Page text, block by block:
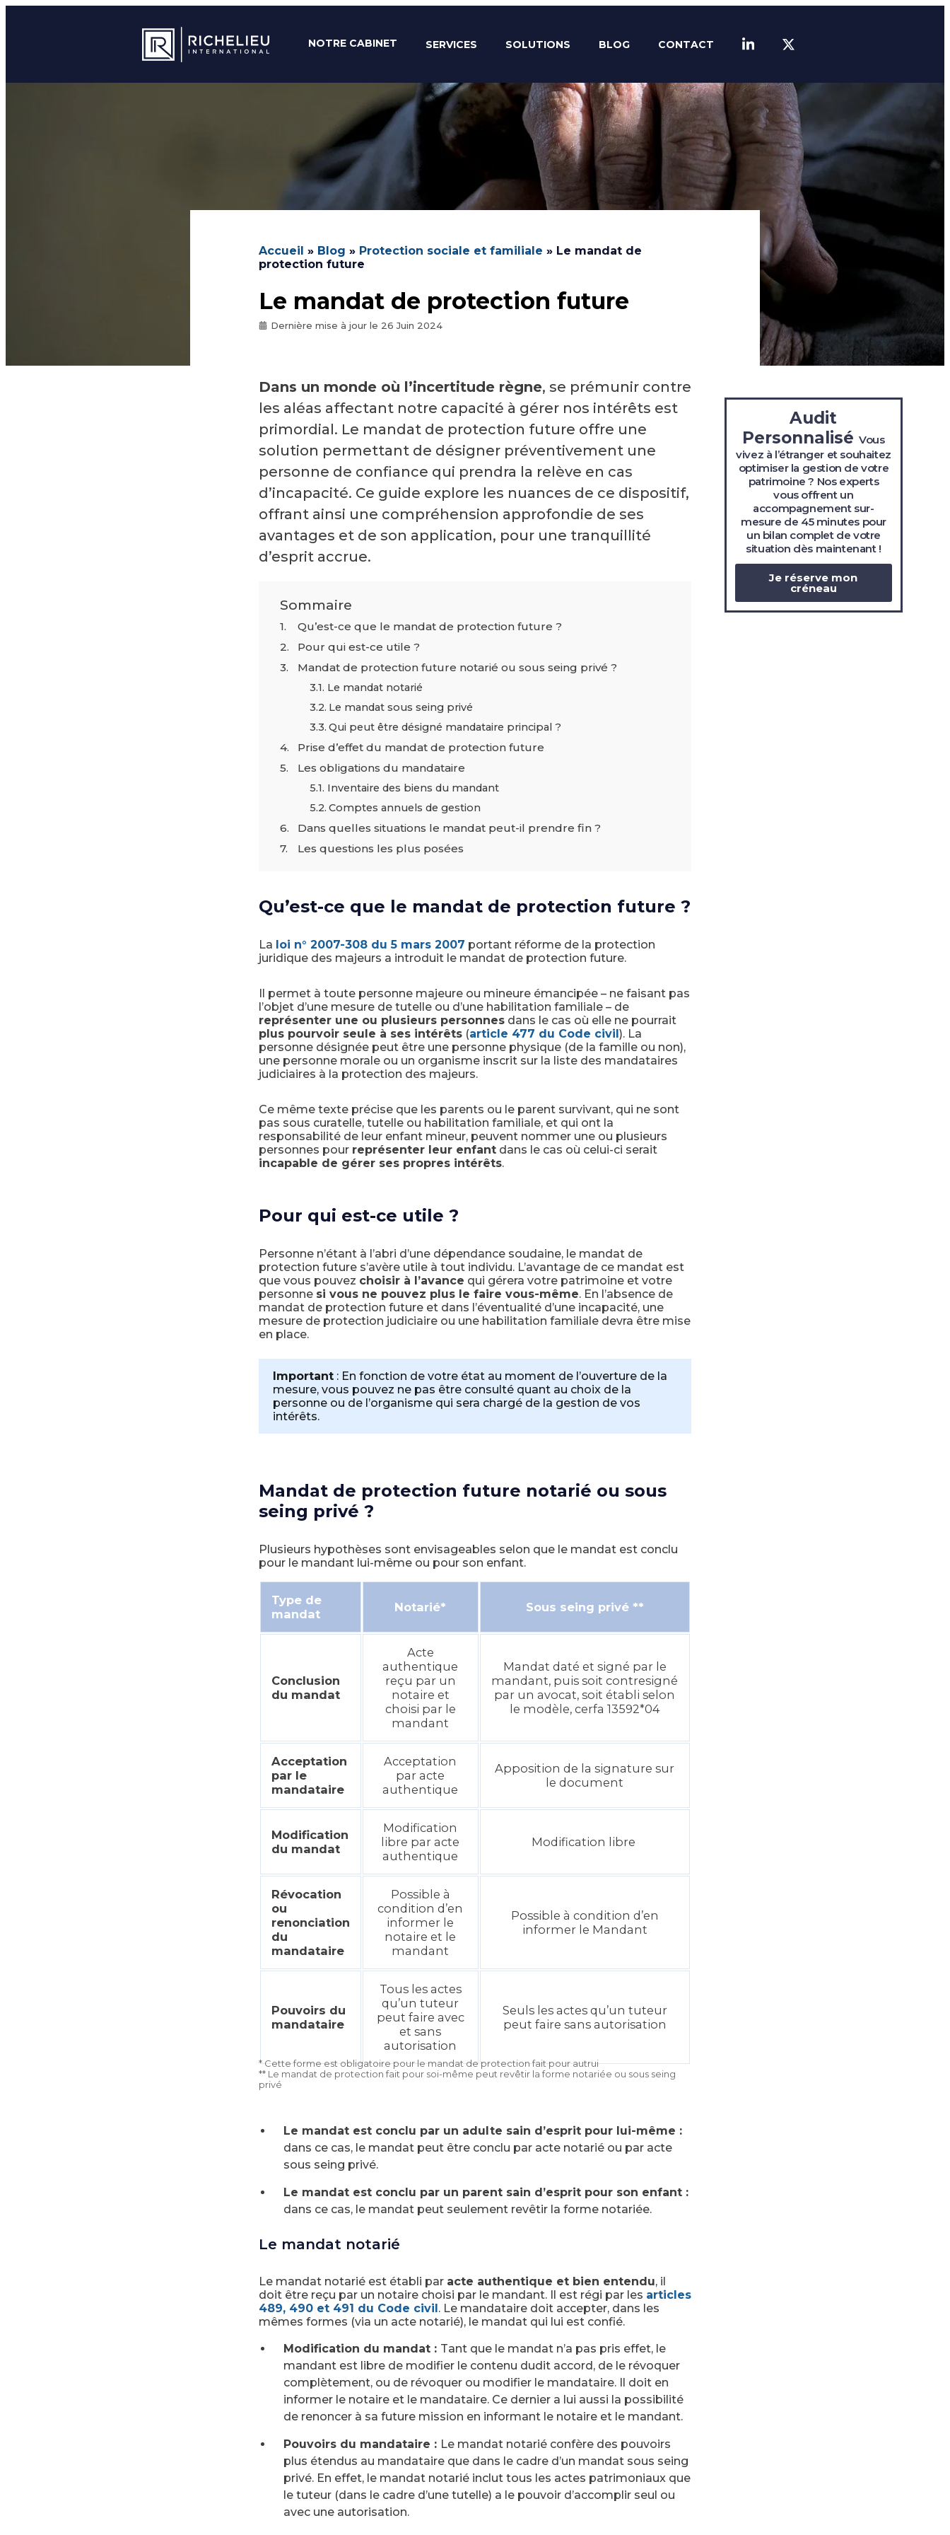
NOTRE CABINET SERVICES SOLUTIONS BLOG CONTACT
LINKEDINTWITTER
Accueil » Blog » Protection sociale et familiale » Le mandat de
protection future
Le mandat de protection future
Dernière mise à jour le 26 Juin 2024
Dans un monde où l’incertitude règne, se prémunir contre
les aléas affectant notre capacité à gérer nos intérêts est
primordial. Le mandat de protection future offre une
solution permettant de désigner préventivement une
personne de confiance qui prendra la relève en cas
d’incapacité. Ce guide explore les nuances de ce dispositif,
offrant ainsi une compréhension approfondie de ses
avantages et de son application, pour une tranquillité
d’esprit accrue.
Sommaire
Qu’est-ce que le mandat de protection future ?
Pour qui est-ce utile ?
Mandat de protection future notarié ou sous seing privé ?
Le mandat notarié
Le mandat sous seing privé
Qui peut être désigné mandataire principal ?
Prise d’effet du mandat de protection future
Les obligations du mandataire
Inventaire des biens du mandant
Comptes annuels de gestion
Dans quelles situations le mandat peut-il prendre fin ?
Les questions les plus posées
Qu’est-ce que le mandat de protection future ?
La loi n° 2007-308 du 5 mars 2007 portant réforme de la protection
juridique des majeurs a introduit le mandat de protection future.
Il permet à toute personne majeure ou mineure émancipée – ne faisant pas
l’objet d’une mesure de tutelle ou d’une habilitation familiale – de
représenter une ou plusieurs personnesdans le cas où elle ne pourrait
plus pourvoir seule à ses intérêts(article 477 du Code civil ). La
personne désignée peut être une personne physique (de la famille ou non),
une personne morale ou un organisme inscrit sur la liste des mandataires
judiciaires à la protection des majeurs.
Ce même texte précise que les parents ou le parent survivant, qui ne sont
pas sous curatelle, tutelle ou habilitation familiale, et qui ont la
responsabilité de leur enfant mineur, peuvent nommer une ou plusieurs
personnes pour représenter leur enfantdans le cas où celui-ci serait
incapable de gérer ses propres intérêts.
Pour qui est-ce utile ?
Personne n’étant à l’abri d’une dépendance soudaine, le mandat de
protection future s’avère utile à tout individu. L’avantage de ce mandat est
que vous pouvez choisir à l’avance qui gérera votre patrimoine et votre
personne si vous ne pouvez plus le faire vous-même. En l’absence de
mandat de protection future et dans l’éventualité d’une incapacité, une
mesure de protection judiciaire ou une habilitation familiale devra être mise
en place.
Important: En fonction de votre état au moment de l’ouverture de la
mesure, vous pouvez ne pas être consulté quant au choix de la
personne ou de l’organisme qui sera chargé de la gestion de vos
intérêts.
Mandat de protection future notarié ou sous
seing privé ?
Plusieurs hypothèses sont envisageables selon que le mandat est conclu
pour le mandant lui-même ou pour son enfant.
Type de
mandat
Notarié* Sous seing privé **
Conclusion
du mandat
Acte
authentique
reçu par un
notaire et
choisi par le
mandant
Mandat daté et signé par le
mandant, puis soit contresigné
par un avocat, soit établi selon
le modèle, cerfa 13592*04
Acceptation
par le
mandataire
Acceptation
par acte
authentique
Apposition de la signature sur
le document
Modification
du mandat
Modification
libre par acte
authentique
Modification libre
Révocation
ou
renonciation
du
mandataire
Possible à
condition d’en
informer le
notaire et le
mandant
Possible à condition d’en
informer le Mandant
Pouvoirs du
mandataire
Tous les actes
qu’un tuteur
peut faire avec
et sans
autorisation
Seuls les actes qu’un tuteur
peut faire sans autorisation
* Cette forme est obligatoire pour le mandat de protection fait pour autrui
** Le mandat de protection fait pour soi-même peut revêtir la forme notariée ou sous seing
privé
Le mandat est conclu par un adulte sain d’esprit pour lui-même :
dans ce cas, le mandat peut être conclu par acte notarié ou par acte
sous seing privé.
Le mandat est conclu par un parent sain d’esprit pour son enfant :
dans ce cas, le mandat peut seulement revêtir la forme notariée.
Le mandat notarié
Le mandat notarié est établi par acte authentique et bien entendu, il
doit être reçu par un notaire choisi par le mandant. Il est régi par les articles
489, 490 et 491 du Code civil. Le mandataire doit accepter, dans les
mêmes formes (via un acte notarié), le mandat qui lui est confié.
Modification du mandat : Tant que le mandat n’a pas pris effet, le
mandant est libre de modifier le contenu dudit accord, de le révoquer
complètement, ou de révoquer ou modifier le mandataire. Il doit en
informer le notaire et le mandataire. Ce dernier a lui aussi la possibilité
de renoncer à sa future mission en informant le notaire et le mandant.
Pouvoirs du mandataire : Le mandat notarié confère des pouvoirs
plus étendus au mandataire que dans le cadre d’un mandat sous seing
privé. En effet, le mandat notarié inclut tous les actes patrimoniaux que
le tuteur (dans le cadre d’une tutelle) a le pouvoir d’accomplir seul ou
avec une autorisation.
Audit
PersonnaliséVous
vivez à l’étranger et souhaitez
optimiser la gestion de votre
patrimoine ? Nos experts
vous offrent un
accompagnement sur-
mesure de 45 minutes pour
un bilan complet de votre
situation dès maintenant !
Je réserve mon
créneau